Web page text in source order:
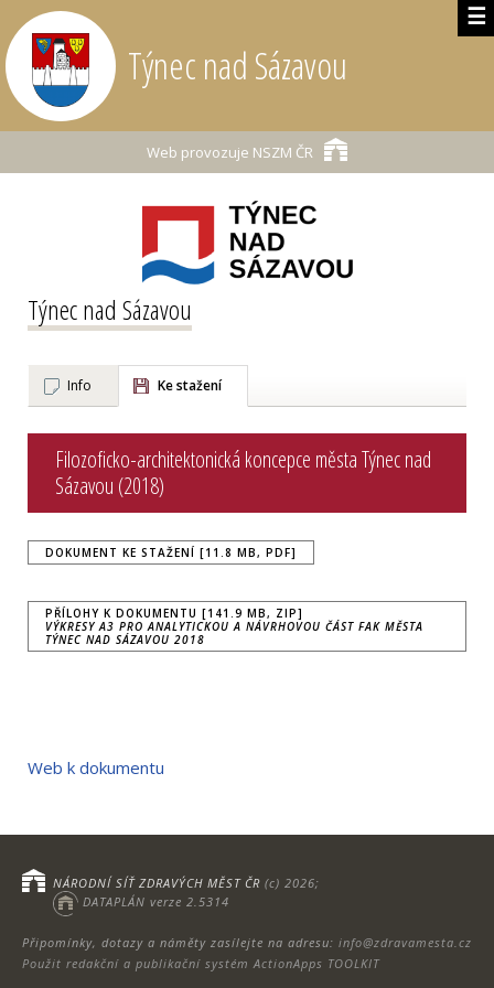
☰
Týnec nad Sázavou
Web provozuje NSZM ČR
Týnec nad Sázavou
Info Ke stažení
Filozoficko-architektonická koncepce města Týnec nad
Sázavou (2018)
DOKUMENT KE STAŽENÍ [11.8 MB, PDF]
PŘÍLOHY K DOKUMENTU [141.9 MB, ZIP]
VÝKRESY A3 PRO ANALYTICKOU A NÁVRHOVOU ČÁST FAK MĚSTA
TÝNEC NAD SÁZAVOU 2018
Web k dokumentu
Připomínky, dotazy a náměty zasílejte na adresu: info@zdravamesta.cz
Použit redakční a publikační systém ActionApps TOOLKIT
NÁRODNÍ SÍŤ ZDRAVÝCH MĚST ČR (c) 2026;
DATAPLÁN verze 2.5314